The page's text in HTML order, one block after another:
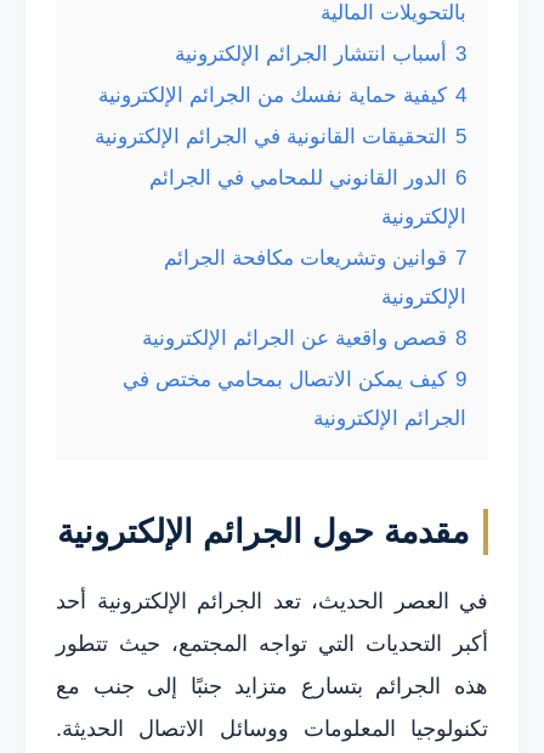
بالتحويلات المالية
3
أسباب انتشار الجرائم الإلكترونية
4 كيفية حماية نفسك من الجرائم الإلكترونية
5
التحقيقات القانونية في الجرائم الإلكترونية
6
الدور القانوني للمحامي في الجرائم
الإلكترونية
7 قوانين وتشريعات مكافحة الجرائم
الإلكترونية
8 قصص واقعية عن الجرائم الإلكترونية
9 كيف يمكن الاتصال بمحامي مختص في
الجرائم الإلكترونية
مقدمة حول الجرائم الإلكترونية
في العصر الحديث، تعد الجرائم الإلكترونية أحد
أكبر التحديات التي تواجه المجتمع، حيث تتطور
هذه الجرائم بتسارع متزايد جنبًا إلى جنب مع
تكنولوجيا المعلومات ووسائل الاتصال الحديثة.